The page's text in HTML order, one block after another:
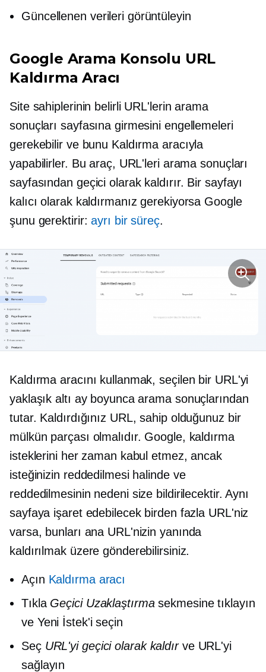
Güncellenen verileri görüntüleyin
Google Arama Konsolu URL
Kaldırma Aracı
Site sahiplerinin belirli URL'lerin arama
sonuçları sayfasına girmesini engellemeleri
gerekebilir ve bunu Kaldırma aracıyla
yapabilirler. Bu araç, URL'leri arama sonuçları
sayfasından geçici olarak kaldırır. Bir sayfayı
kalıcı olarak kaldırmanız gerekiyorsa Google
şunu gerektirir:ayrı bir süreç.
Kaldırma aracını kullanmak, seçilen bir URL'yi
yaklaşık altı ay boyunca arama sonuçlarından
tutar. Kaldırdığınız URL, sahip olduğunuz bir
mülkün parçası olmalıdır. Google, kaldırma
isteklerini her zaman kabul etmez, ancak
isteğinizin reddedilmesi halinde ve
reddedilmesinin nedeni size bildirilecektir. Aynı
sayfaya işaret edebilecek birden fazla URL'niz
varsa, bunları ana URL'nizin yanında
kaldırılmak üzere gönderebilirsiniz.
Açın Kaldırma aracı
Tıkla Geçici Uzaklaştırmasekmesine tıklayın
ve Yeni İstek'i seçin
Seç URL'yi geçici olarak kaldırve URL'yi
sağlayın